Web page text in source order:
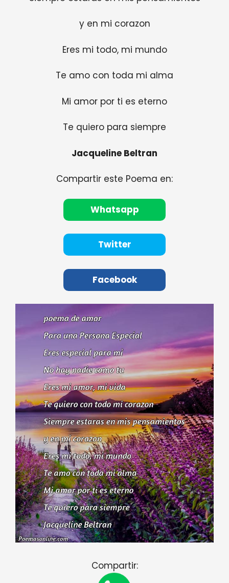
y en mi corazon
Eres mi todo, mi mundo
Te amo con toda mi alma
Mi amor por ti es eterno
Te quiero para siempre
Jacqueline Beltran
Compartir este Poema en:
Whatsapp
Twitter
Facebook
Compartir: